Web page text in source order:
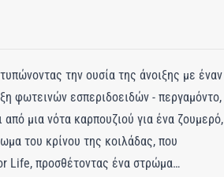
την ουσία της άνοιξης με έναν
φωτεινών εσπεριδοειδών - περγαμόντο,
μια νότα καρπουζιού για ένα ζουμερό,
του κρίνου της κοιλάδας, που
Life, προσθέτοντας ένα στρώμα